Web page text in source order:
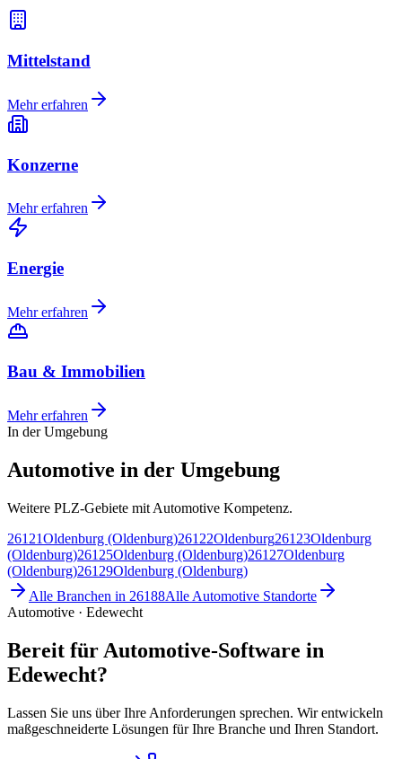
Mittelstand
Mehr erfahren
Konzerne
Mehr erfahren
Energie
Mehr erfahren
Bau & Immobilien
Mehr erfahren
In der Umgebung
Automotive in der Umgebung
Weitere PLZ-Gebiete mit Automotive Kompetenz.
26121Oldenburg (Oldenburg)26122Oldenburg26123Oldenburg
(Oldenburg)26125Oldenburg (Oldenburg)26127Oldenburg
(Oldenburg)26129Oldenburg (Oldenburg)
Alle Branchen in 26188Alle Automotive Standorte
Automotive · Edewecht
Bereit für Automotive-Software in
Edewecht?
Lassen Sie uns über Ihre Anforderungen sprechen. Wir entwickeln
maßgeschneiderte Lösungen für Ihre Branche und Ihren Standort.